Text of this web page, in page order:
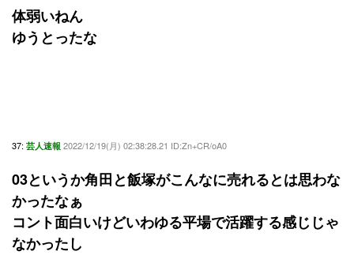
体弱いねん
ゆうとったな
37: 芸人速報 2022/12/19(月) 02:38:28.21 ID:Zn+CR/oA0
03というか角田と飯塚がこんなに売れるとは思わな
かったなぁ
コント面白いけどいわゆる平場で活躍する感じじゃ
なかったし